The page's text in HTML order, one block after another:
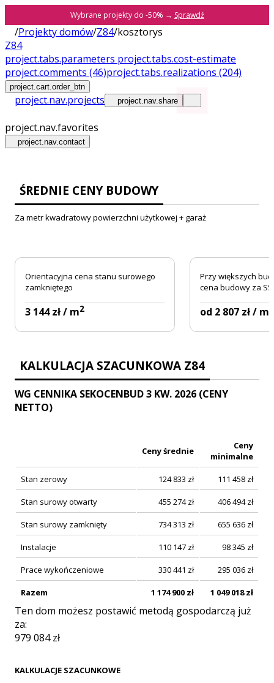
Wybrane projekty do -50% → Sprawdź
/Projekty domów/Z84/kosztorys
Z84
project.tabs.parameters project.tabs.cost-estimate
project.comments (46)project.tabs.realizations (204)
project.cart.order_btn
project.nav.projects project.nav.share
project.nav.favorites
project.nav.contact
ŚREDNIE CENY BUDOWY
Za metr kwadratowy powierzchni użytkowej + garaż
Orientacyjna cena stanu surowego
zamkniętego
3 144 zł / m2
Przy większych
cena budowy za
od 2 807 zł / m
KALKULACJA SZACUNKOWA Z84
WG CENNIKA SEKOCENBUD 3 KW. 2026 (CENY
NETTO)
Ceny średnie
Ceny
minimalne
Stan zerowy 124 833 zł 111 458 zł
Stan surowy otwarty 455 274zł 406 494zł
Stan surowy zamknięty 734 313 zł 655 636 zł
Instalacje 110 147 zł 98 345 zł
Prace wykończeniowe 330 441 zł 295 036 zł
Razem 1 174 900 zł 1 049 018zł
Ten dom możesz postawić metodą gospodarczą już
za:
979 084zł
KALKULACJE SZACUNKOWE